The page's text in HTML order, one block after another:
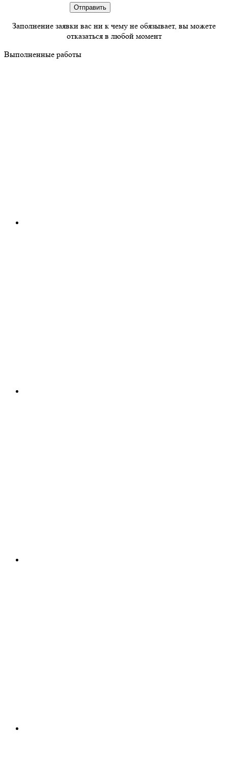
Заполнение заявки вас ни к чему не обязывает, вы можете
отказаться в любой момент
Выполненные работы